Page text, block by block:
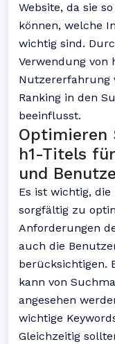
Website, da sie
können, welche
wichtig sind.
Verwendung von
Nutzererfahrung
Ranking in den
beeinflusst.
Optimieren
h1-Titels
und
Es ist wichtig, die
sorgfältig zu
Anforderungen
auch die
berücksichtigen.
kann von
angesehen
wichtige
Gleichzeitig